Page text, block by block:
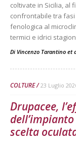
coltivate in Sicilia, al
confrontabile tra
fenologica al
termici e idrici
Di Vincenzo Tarantino et
COLTURE 23 Luglio
Drupacee,
scelta